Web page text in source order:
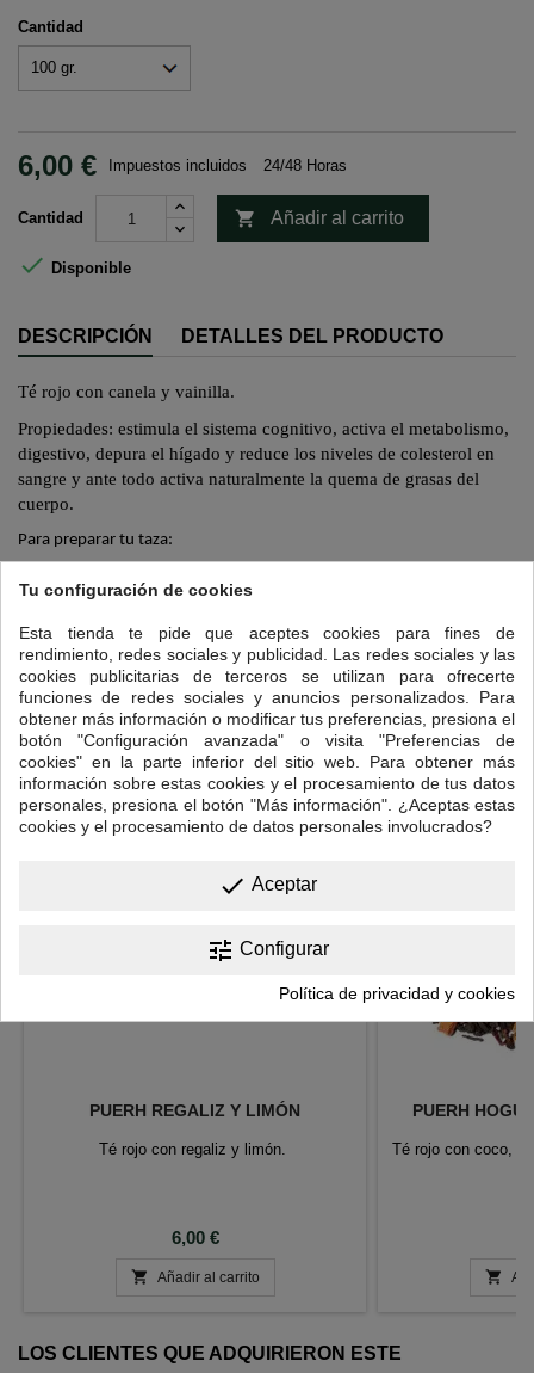
Cantidad
6,00 € Impuestos incluidos 24/48 Horas
Cantidad  Añadir al carrito
 Disponible
DESCRIPCIÓN DETALLES DEL PRODUCTO
Té rojo con canela y vainilla.
Propiedades: estimula el sistema cognitivo, activa el metabolismo,
digestivo, depura el hígado y reduce los niveles de colesterol en
sangre y ante todo activa naturalmente la quema de grasas del
cuerpo.
Para preparar tu taza:
Tiempo de infusión: 3 minutos.
16 OTROS PRODUCTOS EN LA MISMA CATEGORÍA:
>
<
PUERH REGALIZ Y LIMÓN
Té rojo con regaliz y limón.
Precio
6,00 €
 Añadir al carrito
PUERH
Té rojo con coco,

LOS CLIENTES QUE ADQUIRIERON ESTE
Tu configuración de cookies
Esta tienda te pide que aceptes cookies para fines de
rendimiento, redes sociales y publicidad. Las redes sociales y las
cookies publicitarias de terceros se utilizan para ofrecerte
funciones de redes sociales y anuncios personalizados. Para
obtener más información o modificar tus preferencias, presiona el
botón "Configuración avanzada" o visita "Preferencias de
cookies" en la parte inferior del sitio web. Para obtener más
información sobre estas cookies y el procesamiento de tus datos
personales, presiona el botón "Más información". ¿Aceptas estas
cookies y el procesamiento de datos personales involucrados?
done Aceptar
tune Configurar
Política de privacidad y cookies